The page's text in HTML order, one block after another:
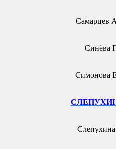
Самарцев
Синёва
Симонова